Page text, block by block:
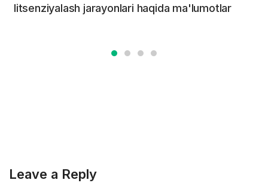
litsenziyalash jarayonlari haqida ma'lumotlar
Leave a Reply